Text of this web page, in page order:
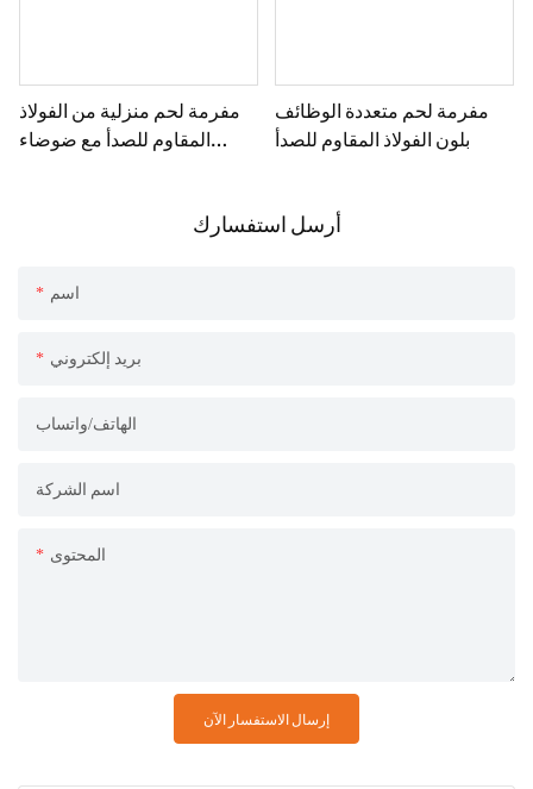
مفرمة لحم منزلية من الفولاذ
المقاوم للصدأ مع ضوضاء
مفرمة لحم متعددة الوظائف
بلون الفولاذ المقاوم للصدأ
أرسل استفسارك
اسم
بريد إلكتروني
الهاتف/واتساب
اسم الشركة
المحتوى
إرسال الاستفسار الآن